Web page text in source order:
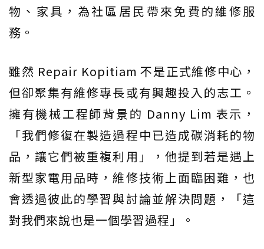
物、家具，為社區居民帶來免費的維修服
務。
雖然 Repair Kopitiam 不是正式維修中心，
但卻聚集有維修專長或有興趣投入的志工。
擁有機械工程師背景的 Danny Lim 表示，
「我們修復在製造過程中已造成碳消耗的物
品，讓它們被重複利用」，他提到若是遇上
新型家電用品時，維修技術上面臨困難，也
會透過彼此的學習與討論並解決問題，「這
對我們來說也是一個學習過程」。